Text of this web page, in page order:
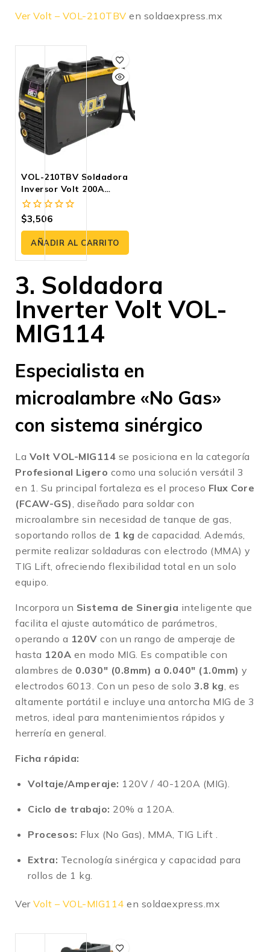
Ver Volt – VOL-210TBV en soldaexpress.mx
VOL-210TBV Soldadora
Inversor Volt 200A
ELECTRODO Y TIG LIFT
BI-VOLTAJE
0
fuera
5
$3,506
AÑADIR AL CARRITO
3. Soldadora
Inverter Volt VOL-
MIG114
Especialista en
microalambre «No Gas»
con sistema sinérgico
La Volt VOL-MIG114 se posiciona en la categoría
Profesional Ligero como una solución versátil 3
en 1. Su principal fortaleza es el proceso Flux Core
(FCAW-GS), diseñado para soldar con
microalambre sin necesidad de tanque de gas,
soportando rollos de 1 kg de capacidad. Además,
permite realizar soldaduras con electrodo (MMA) y
TIG Lift, ofreciendo flexibilidad total en un solo
equipo.
Incorpora un Sistema de Sinergia inteligente que
facilita el ajuste automático de parámetros,
operando a 120V con un rango de amperaje de
hasta 120A en modo MIG. Es compatible con
alambres de 0.030″ (0.8mm) a 0.040″ (1.0mm) y
electrodos 6013. Con un peso de solo 3.8 kg, es
altamente portátil e incluye una antorcha MIG de 3
metros, ideal para mantenimientos rápidos y
herrería en general.
Ficha rápida:
Voltaje/Amperaje: 120V / 40-120A (MIG).
Ciclo de trabajo: 20% a 120A.
Procesos: Flux (No Gas), MMA, TIG Lift .
Extra: Tecnología sinérgica y capacidad para
rollos de 1 kg.
Ver Volt – VOL-MIG114 en soldaexpress.mx